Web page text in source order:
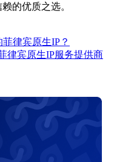
的优质之选。
律宾原生IP？
律宾原生IP服务提供商